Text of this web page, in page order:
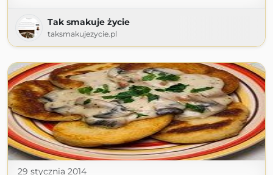
Tak smakuje życie
taksmakujezycie.pl
29 stycznia 2014